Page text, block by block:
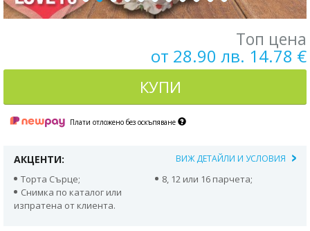
Топ цена
от 28.90 лв. 14.78 €
КУПИ
Плати отложено без оскъпяване
АКЦЕНТИ: ВИЖ ДЕТАЙЛИ И УСЛОВИЯ
Торта Сърце;
8, 12 или 16 парчета;
Снимка по каталог или
изпратена от клиента.